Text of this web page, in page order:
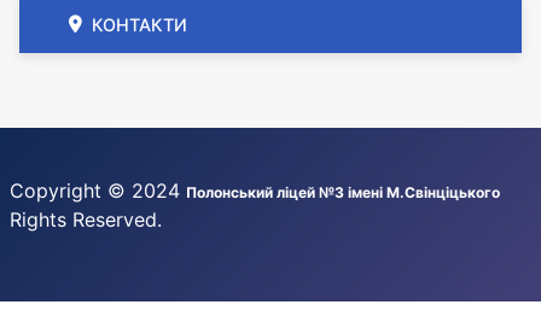
КОНТАКТИ
Copyright © 2024 Полонський ліцей №3 імені М.Свінціцького
Rights Reserved.